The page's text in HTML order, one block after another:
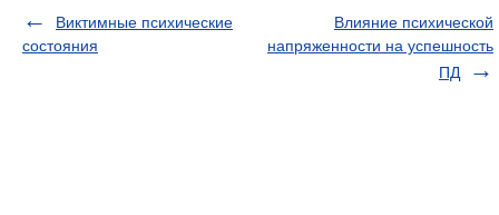
Виктимные психические
состояния
Влияние психической
напряженности на успешность
ПД